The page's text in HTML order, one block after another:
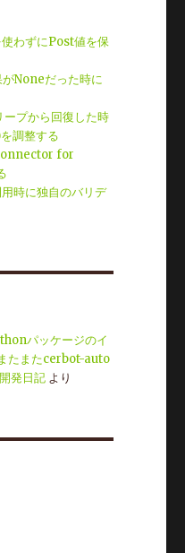
わずにPost値を保
Noneだった時に
プから回復した時
調整する
for
時に独自のバリデ
パッケージのイ
たまたcerbot-auto
発日記 より